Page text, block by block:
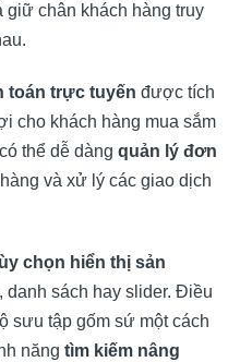
giữ chân khách hàng truy
toán trực tuyến được tích
cho khách hàng mua sắm
thể dễ dàng quản lý đơn
và xử lý các giao dịch
chọn hiển thị sản
sách hay slider. Điều
sưu tập gốm sứ một cách
năng tìm kiếm nâng